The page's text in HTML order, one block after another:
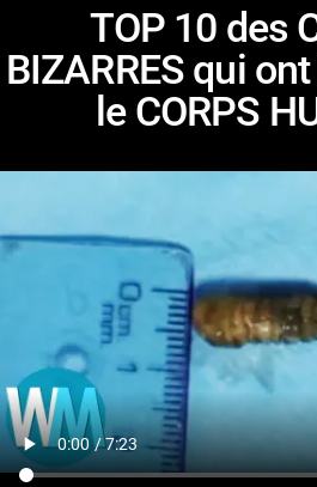
Télévision
Musique
Comics
Culture pop
Télévision
Anime
Culture pop
TOP 10 des
BIZARRES qui
le CORPS